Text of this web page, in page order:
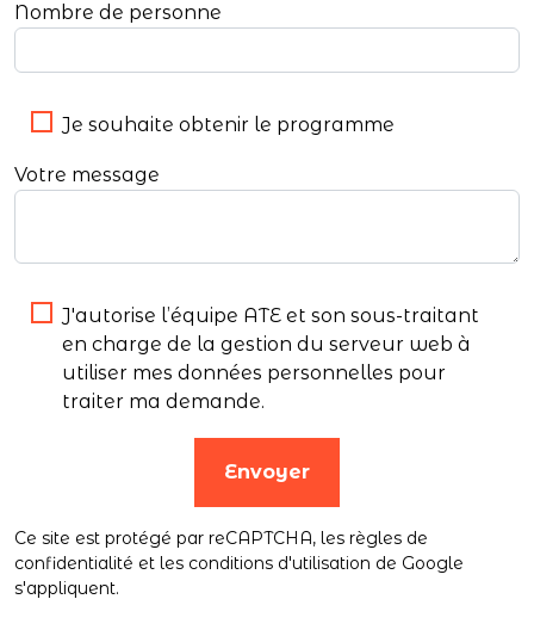
Nombre de personne
Je souhaite obtenir le programme
Votre message
J'autorise l’équipe ATE et son sous-traitant
en charge de la gestion du serveur web à
utiliser mes données personnelles pour
traiter ma demande.
Envoyer
Ce site est protégé par reCAPTCHA, les règles de
confidentialité et les conditions d'utilisation de Google
s'appliquent.